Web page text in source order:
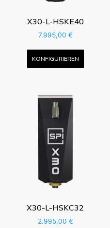
X30-L-HSKE40
7.995,00 €
KONFIGURIEREN
X30-L-HSKC32
2.995,00 €